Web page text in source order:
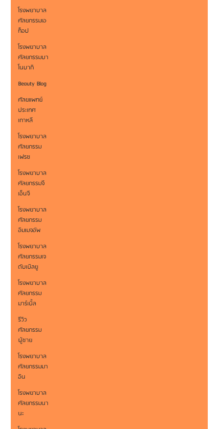
โรงพยาบาล
ศัลยกรรมเอ
ท็อป
โรงพยาบาล
ศัลยกรรมบา
โนบากิ
Beauty Blog
ศัลยแพทย์
ประเทศ
เกาหลี
โรงพยาบาล
ศัลยกรรม
เฟรช
โรงพยาบาล
ศัลยกรรมจี
เอ็นจี
โรงพยาบาล
ศัลยกรรม
อิมเมจอัพ
โรงพยาบาล
ศัลยกรรมเจ
ดับเบิลยู
โรงพยาบาล
ศัลยกรรม
มาร์เบิ้ล
รีวิว
ศัลยกรรม
ผู้ชาย
โรงพยาบาล
ศัลยกรรมมา
อิน
โรงพยาบาล
ศัลยกรรมนา
นะ